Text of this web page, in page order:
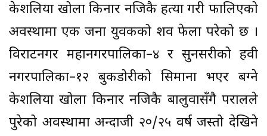
केशलिया खोला किनार नजिकै हत्या गरी फालिएको
अवस्थामा एक जना युवकको शव फेला परेको छ ।
विराटनगर महानगरपालिका–४ र सुनसरीको दुहवी
नगरपालिका–१२ बुकडोरीको सिमाना भएर बग्ने
केशलिया खोला किनार नजिकै बालुवासँगै परालले
पुरेको अवस्थामा अन्दाजी २०/२५ वर्ष जस्तो देखिने